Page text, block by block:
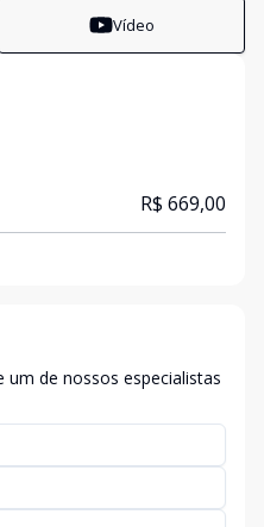
Vídeo
R$ 669,00
um de nossos especialistas